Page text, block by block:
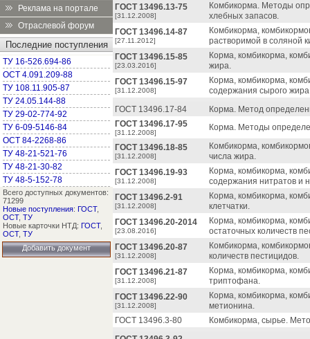
Реклама на портале
Отраслевой форум
Последние поступления
ТУ 16-526.694-86
ОСТ 4.091.209-88
ТУ 108.11.905-87
ТУ 24.05.144-88
ТУ 29-02-774-92
ТУ 6-09-5146-84
ОСТ 84-2268-86
ТУ 48-21-521-76
ТУ 48-21-30-82
ТУ 48-5-152-78
Всего доступных документов:
71299
Новые поступления: ГОСТ,
ОСТ, ТУ
Новые карточки НТД: ГОСТ,
ОСТ, ТУ
Добавить документ
ГОСТ 13496.13-75
[31.12.2008]
Комбикорма. Методы
хлебных запасов.
ГОСТ 13496.14-87
[27.11.2012]
Комбикорма,
растворимой в соляной
ГОСТ 13496.15-85
[23.03.2016]
Корма, комбикорма,
жира.
ГОСТ 13496.15-97
[31.12.2008]
Корма, комбикорма,
содержания сырого
ГОСТ 13496.17-84
Корма. Метод
ГОСТ 13496.17-95
[31.12.2008]
Корма. Методы
ГОСТ 13496.18-85
[31.12.2008]
Комбикорма,
числа жира.
ГОСТ 13496.19-93
[31.12.2008]
Корма, комбикорма,
содержания нитратов и
ГОСТ 13496.2-91
[31.12.2008]
Корма, комбикорма,
клетчатки.
ГОСТ 13496.20-2014
[23.08.2016]
Корма, комбикорма,
остаточных количеств
ГОСТ 13496.20-87
[31.12.2008]
Комбикорма,
количеств пестицидов.
ГОСТ 13496.21-87
[31.12.2008]
Корма, комбикорма,
триптофана.
ГОСТ 13496.22-90
[31.12.2008]
Корма, комбикорма,
метионина.
ГОСТ 13496.3-80
Комбикорма, сырье.